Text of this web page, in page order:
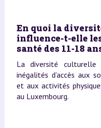
En quoi la
influence-t-elle
santé des 11-18
La diversité culturelle
inégalités d’accès aux
et aux activités
au Luxembourg.